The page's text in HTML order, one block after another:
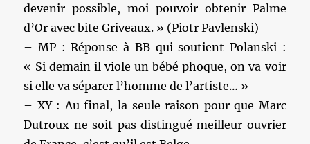
devenir possible, moi pouvoir obtenir Palme
d’Or avec bite Griveaux. » (Piotr Pavlenski)
– MP : Réponse à BB qui soutient Polanski :
« Si demain il viole un bébé phoque, on va voir
si elle va séparer l’homme de l’artiste… »
– XY : Au final, la seule raison pour que Marc
Dutroux ne soit pas distingué meilleur ouvrier